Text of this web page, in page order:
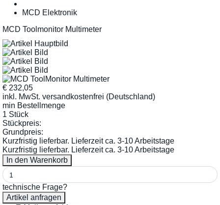
MCD Elektronik
MCD Toolmonitor Multimeter
€ 232,05
inkl. MwSt. versandkostenfrei (Deutschland)
min Bestellmenge
1 Stück
Stückpreis:
Grundpreis:
Kurzfristig lieferbar. Lieferzeit ca. 3-10 Arbeitstage
Kurzfristig lieferbar. Lieferzeit ca. 3-10 Arbeitstage
technische Frage?